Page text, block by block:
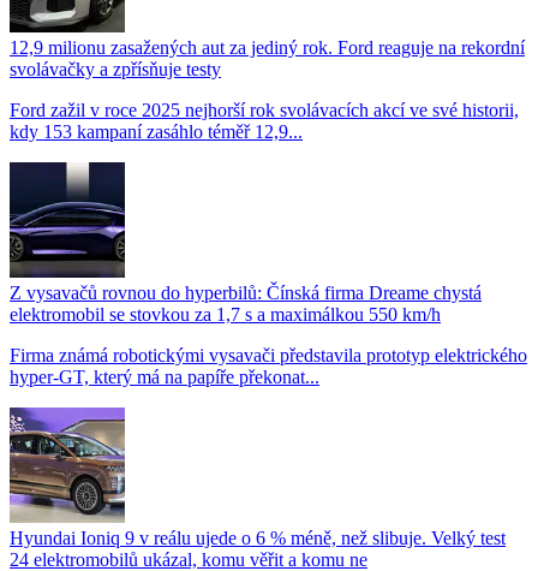
12,9 milionu zasažených aut za jediný rok. Ford reaguje na rekordní
svolávačky a zpřísňuje testy
Ford zažil v roce 2025 nejhorší rok svolávacích akcí ve své historii,
kdy 153 kampaní zasáhlo téměř 12,9...
Z vysavačů rovnou do hyperbilů: Čínská firma Dreame chystá
elektromobil se stovkou za 1,7 s a maximálkou 550 km/h
Firma známá robotickými vysavači představila prototyp elektrického
hyper-GT, který má na papíře překonat...
Hyundai Ioniq 9 v reálu ujede o 6 % méně, než slibuje. Velký test
24 elektromobilů ukázal, komu věřit a komu ne